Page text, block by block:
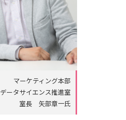
マーケティング本部
データサイエンス推進室
室長 矢部章一氏